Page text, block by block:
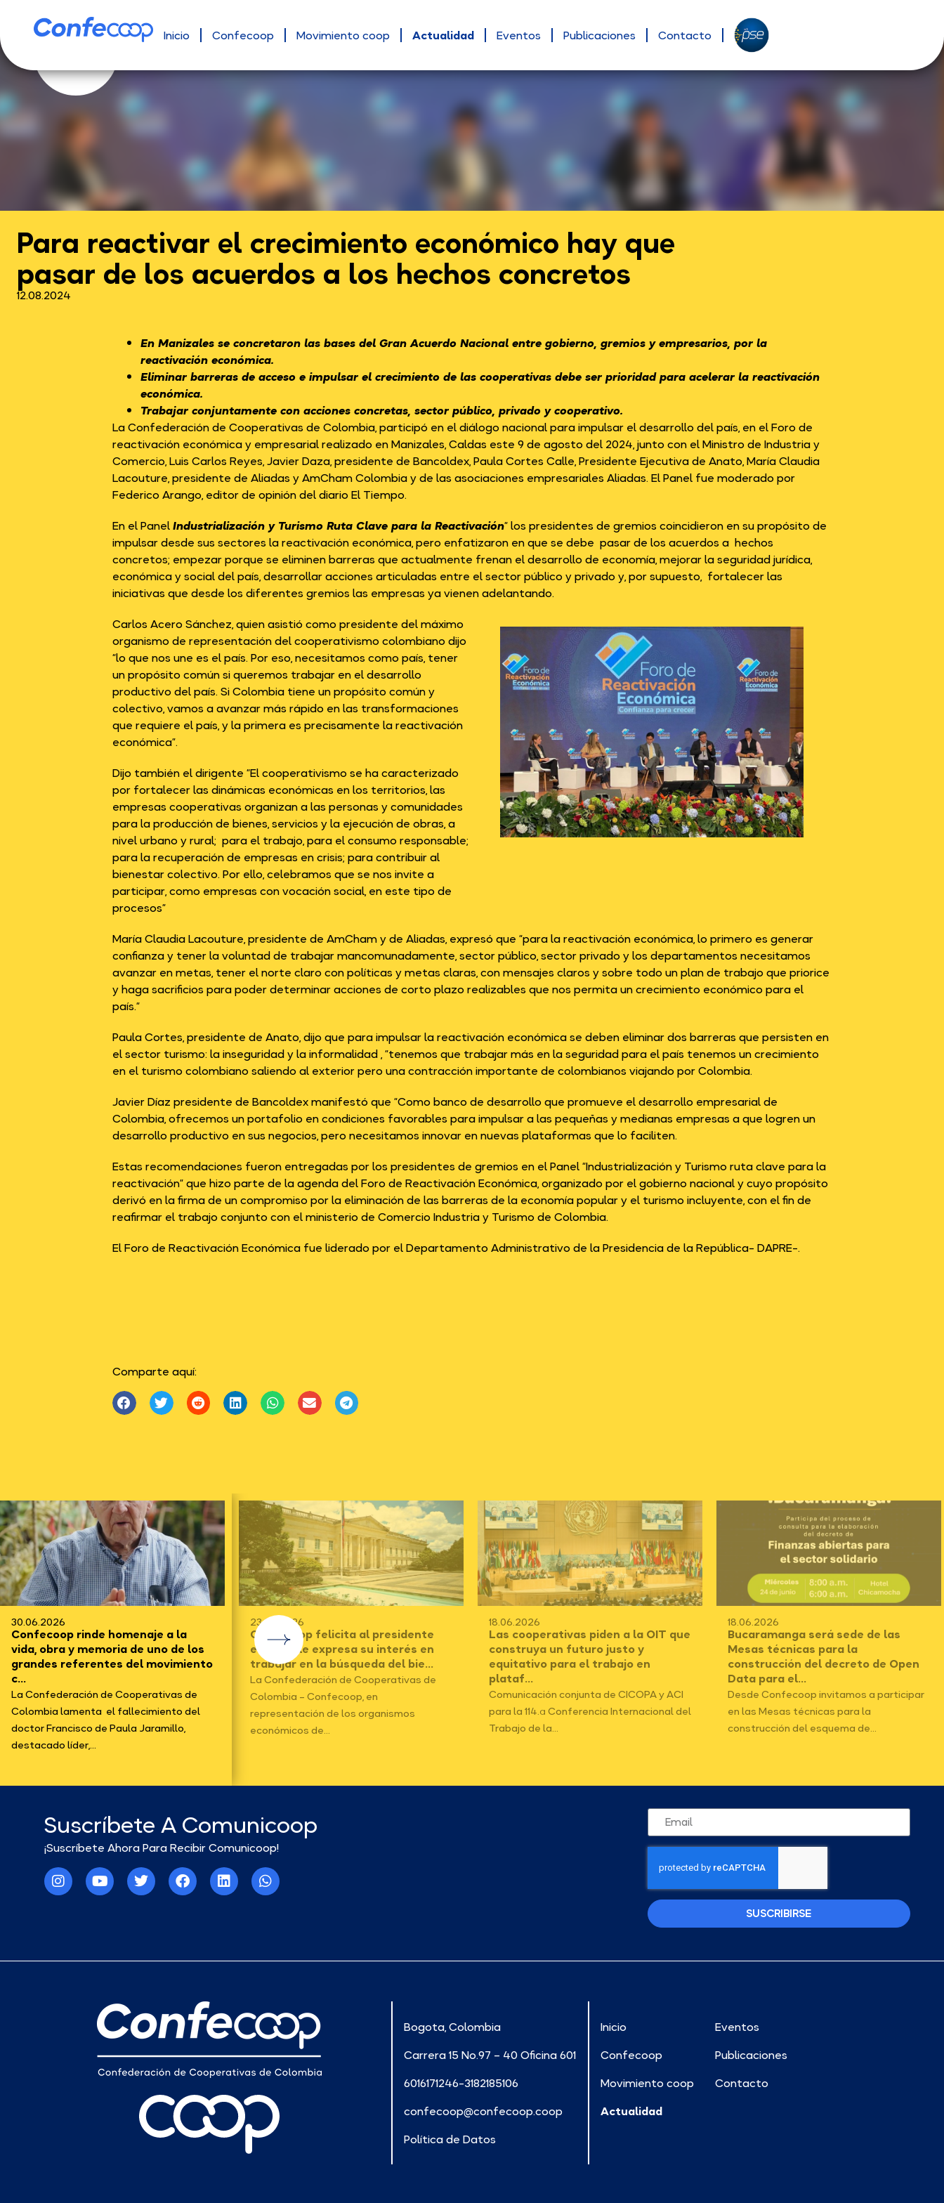
Inicio Confecoop Movimiento coop Actualidad Eventos Publicaciones Contacto
Para reactivar el crecimiento económico hay que
pasar de los acuerdos a los hechos concretos
12.08.2024
En Manizales se concretaron las bases del Gran Acuerdo Nacional entre gobierno, gremios y empresarios, por la
reactivación económica.
Eliminar barreras de acceso e impulsar el crecimiento de las cooperativas debe ser prioridad para acelerar la reactivación
económica.
Trabajar conjuntamente con acciones concretas, sector público, privado y cooperativo.
La Confederación de Cooperativas de Colombia, participó en el diálogo nacional para impulsar el desarrollo del país, en el Foro de
reactivación económica y empresarial realizado en Manizales, Caldas este 9 de agosto del 2024, junto con el Ministro de Industria y
Comercio, Luis Carlos Reyes, Javier Daza, presidente de Bancoldex, Paula Cortes Calle, Presidente Ejecutiva de Anato, María Claudia
Lacouture, presidente de Aliadas y AmCham Colombia y de las asociaciones empresariales Aliadas. El Panel fue moderado por
Federico Arango, editor de opinión del diario El Tiempo.
En el PanelIndustrialización y Turismo Ruta Clave para la Reactivación” los presidentes de gremios coincidieron en su propósito de
impulsar desde sus sectores la reactivación económica, pero enfatizaron en que se debe pasar de los acuerdos a hechos
concretos; empezar porque se eliminen barreras que actualmente frenan el desarrollo de economía, mejorar la seguridad jurídica,
económica y social del país, desarrollar acciones articuladas entre el sector público y privado y, por supuesto, fortalecer las
iniciativas que desde los diferentes gremios las empresas ya vienen adelantando.
Carlos Acero Sánchez, quien asistió como presidente del máximo
organismo de representación del cooperativismo colombiano dijo
“lo que nos une es el país. Por eso, necesitamos como país, tener
un propósito común si queremos trabajar en el desarrollo
productivo del país. Si Colombia tiene un propósito común y
colectivo, vamos a avanzar más rápido en las transformaciones
que requiere el país, y la primera es precisamente la reactivación
económica”.
Dijo también el dirigente “El cooperativismo se ha caracterizado
por fortalecer las dinámicas económicas en los territorios, las
empresas cooperativas organizan a las personas y comunidades
para la producción de bienes, servicios y la ejecución de obras, a
nivel urbano y rural; para el trabajo, para el consumo responsable;
para la recuperación de empresas en crisis; para contribuir al
bienestar colectivo. Por ello, celebramos que se nos invite a
participar, como empresas con vocación social, en este tipo de
procesos”
María Claudia Lacouture, presidente de AmCham y de Aliadas, expresó que “para la reactivación económica, lo primero es generar
confianza y tener la voluntad de trabajar mancomunadamente, sector público, sector privado y los departamentos necesitamos
avanzar en metas, tener el norte claro con políticas y metas claras, con mensajes claros y sobre todo un plan de trabajo que priorice
y haga sacrificios para poder determinar acciones de corto plazo realizables que nos permita un crecimiento económico para el
país.”
Paula Cortes, presidente de Anato, dijo que para impulsar la reactivación económica se deben eliminar dos barreras que persisten en
el sector turismo: la inseguridad y la informalidad , “tenemos que trabajar más en la seguridad para el país tenemos un crecimiento
en el turismo colombiano saliendo al exterior pero una contracción importante de colombianos viajando por Colombia.
Javier Díaz presidente de Bancoldex manifestó que “Como banco de desarrollo que promueve el desarrollo empresarial de
Colombia, ofrecemos un portafolio en condiciones favorables para impulsar a las pequeñas y medianas empresas a que logren un
desarrollo productivo en sus negocios, pero necesitamos innovar en nuevas plataformas que lo faciliten.
Estas recomendaciones fueron entregadas por los presidentes de gremios en el Panel “Industrialización y Turismo ruta clave para la
reactivación” que hizo parte de la agenda del Foro de Reactivación Económica, organizado por el gobierno nacional y cuyo propósito
derivó en la firma de un compromiso por la eliminación de las barreras de la economía popular y el turismo incluyente, con el fin de
reafirmar el trabajo conjunto con el ministerio de Comercio Industria y Turismo de Colombia.
El Foro de Reactivación Económica fue liderado por el Departamento Administrativo de la Presidencia de la República- DAPRE-.
Comparte aquí:
23.06.2026
Confecoop felicita al presidente
electo y le expresa su interés en
trabajar en la búsqueda del bie...
La Confederación de Cooperativas de
Colombia – Confecoop, en
representación de los organismos
económicos de...
18.06.2026
Las cooperativas piden a la OIT que
construya un futuro justo y
equitativo para el trabajo en
plataf...
Comunicación conjunta de CICOPA y ACI
para la 114.ª Conferencia Internacional del
Trabajo de la...
18.06.2026
Bucaramanga será sede de las
Mesas técnicas para la
construcción del decreto de Open
Data para el...
Desde Confecoop invitamos a participar
en las Mesas técnicas para la
construcción del esquema de...
12.06.2026
WEBINAR, Súmese al cierre de la
serie Voces del territorio
Cooperativas de las Américas invita a
participar en el tercer webinar de la serie
“Voces...
Suscríbete A Comunicoop
¡Suscríbete Ahora Para Recibir Comunicoop!
SUSCRIBIRSE
Bogota, Colombia
Carrera 15 No.97 – 40 Oficina 601
6016171246-3182185106
confecoop@confecoop.coop
Política de Datos
Inicio
Confecoop
Movimiento coop
Actualidad
Eventos
Publicaciones
Contacto